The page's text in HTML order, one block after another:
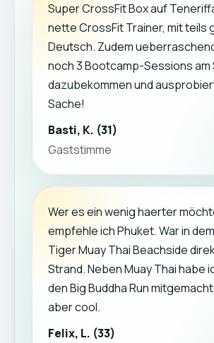
Super CrossFit Box auf
nette CrossFit Trainer, mit teils
Deutsch. Zudem
noch 3 Bootcamp-Sessions am
dazubekommen und
Sache!
Basti, K. (31)
Gaststimme
Wer es ein wenig haerter
empfehle ich Phuket. War in
Tiger Muay Thai Beachside
Strand. Neben Muay Thai habe
den Big Buddha Run
aber cool.
Felix, L. (33)